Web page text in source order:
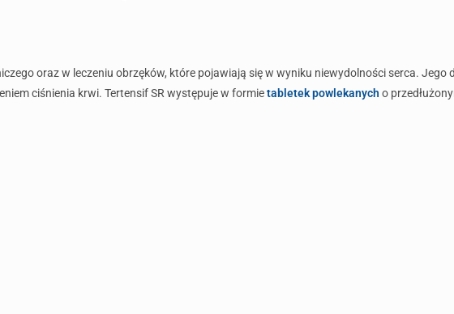
oraz w leczeniu obrzęków, które pojawiają się w wyniku niewydolności serca. Jego
ciśnienia krwi. Tertensif SR występuje w formietabletek powlekanych o